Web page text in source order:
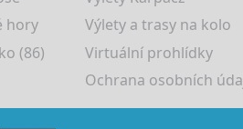
hory
Výlety a trasy na kolo
(86)
Virtuální prohlídky
Ochrana osobních